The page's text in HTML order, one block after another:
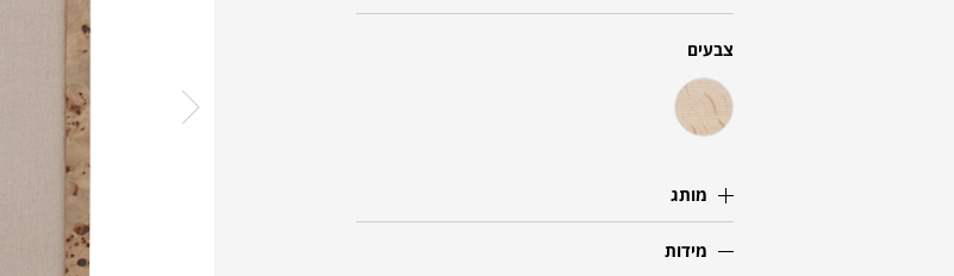
צבעים
מותג
מידות